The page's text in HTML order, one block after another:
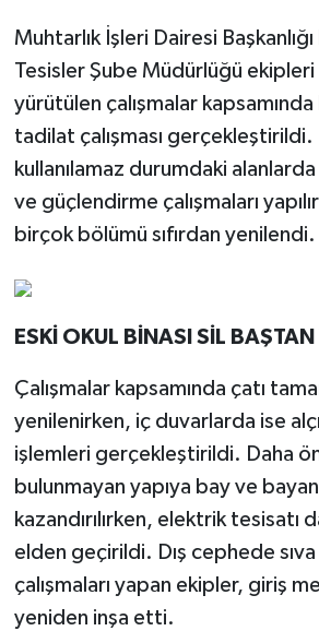
Muhtarlık İşleri Dairesi
Tesisler Şube Müdürlüğü ekipleri
yürütülen çalışmalar
tadilat çalışması
kullanılamaz durumdaki
ve güçlendirme çalışmaları
birçok bölümü sıfırdan yenilendi.
ESKİ OKUL BİNASI SİL BAŞTAN
Çalışmalar kapsamında çatı
yenilenirken, iç duvarlarda ise
işlemleri gerçekleştirildi. Daha
bulunmayan yapıya bay ve
kazandırılırken, elektrik tesisatı
elden geçirildi. Dış cephede
çalışmaları yapan ekipler, giriş
yeniden inşa etti.